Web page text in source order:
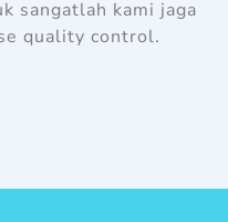
sangatlah kami jaga
quality control.